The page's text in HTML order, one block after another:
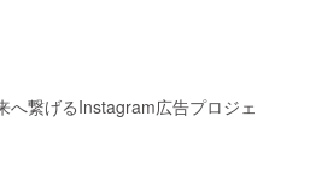
にて行
に限定
させて
へ繋げるInstagram広告プロジェ